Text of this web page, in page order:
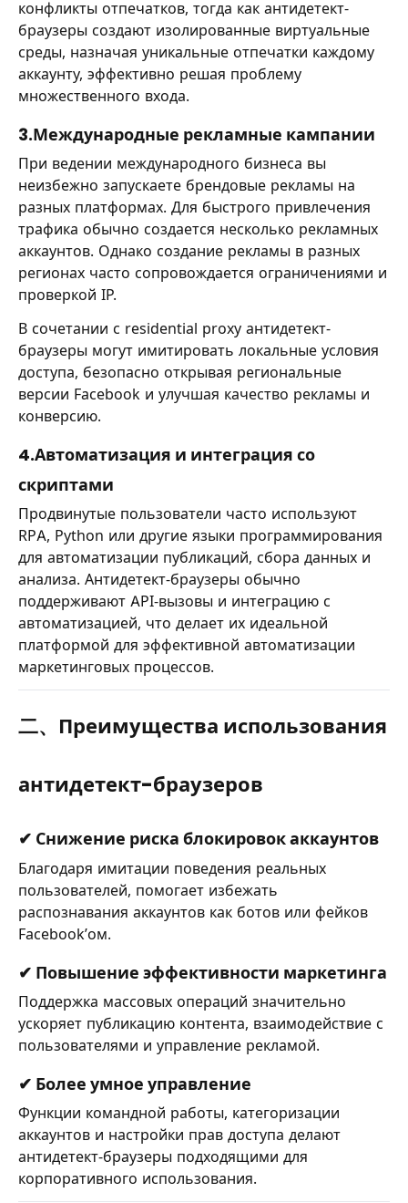
конфликты отпечатков, тогда как антидетект-
браузеры создают изолированные виртуальные
среды, назначая уникальные отпечатки каждому
аккаунту, эффективно решая проблему
множественного входа.
3.Международные рекламные кампании
При ведении международного бизнеса вы
неизбежно запускаете брендовые рекламы на
разных платформах. Для быстрого привлечения
трафика обычно создается несколько рекламных
аккаунтов. Однако создание рекламы в разных
регионах часто сопровождается ограничениями и
проверкой IP.
В сочетании с residential proxy антидетект-
браузеры могут имитировать локальные условия
доступа, безопасно открывая региональные
версии Facebook и улучшая качество рекламы и
конверсию.
4.Автоматизация и интеграция со
скриптами
Продвинутые пользователи часто используют
RPA, Python или другие языки программирования
для автоматизации публикаций, сбора данных и
анализа. Антидетект-браузеры обычно
поддерживают API-вызовы и интеграцию с
автоматизацией, что делает их идеальной
платформой для эффективной автоматизации
маркетинговых процессов.
二、Преимущества использования
антидетект-браузеров
✔ Снижение риска блокировок аккаунтов
Благодаря имитации поведения реальных
пользователей, помогает избежать
распознавания аккаунтов как ботов или фейков
Facebook’ом.
✔ Повышение эффективности маркетинга
Поддержка массовых операций значительно
ускоряет публикацию контента, взаимодействие с
пользователями и управление рекламой.
✔ Более умное управление
Функции командной работы, категоризации
аккаунтов и настройки прав доступа делают
антидетект-браузеры подходящими для
корпоративного использования.